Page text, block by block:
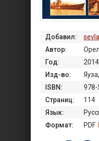
Добавил:
Автор:
Год:
2014
Изд-во:
ISBN:
978-
Страниц:
114
Язык:
Формат:
PDF